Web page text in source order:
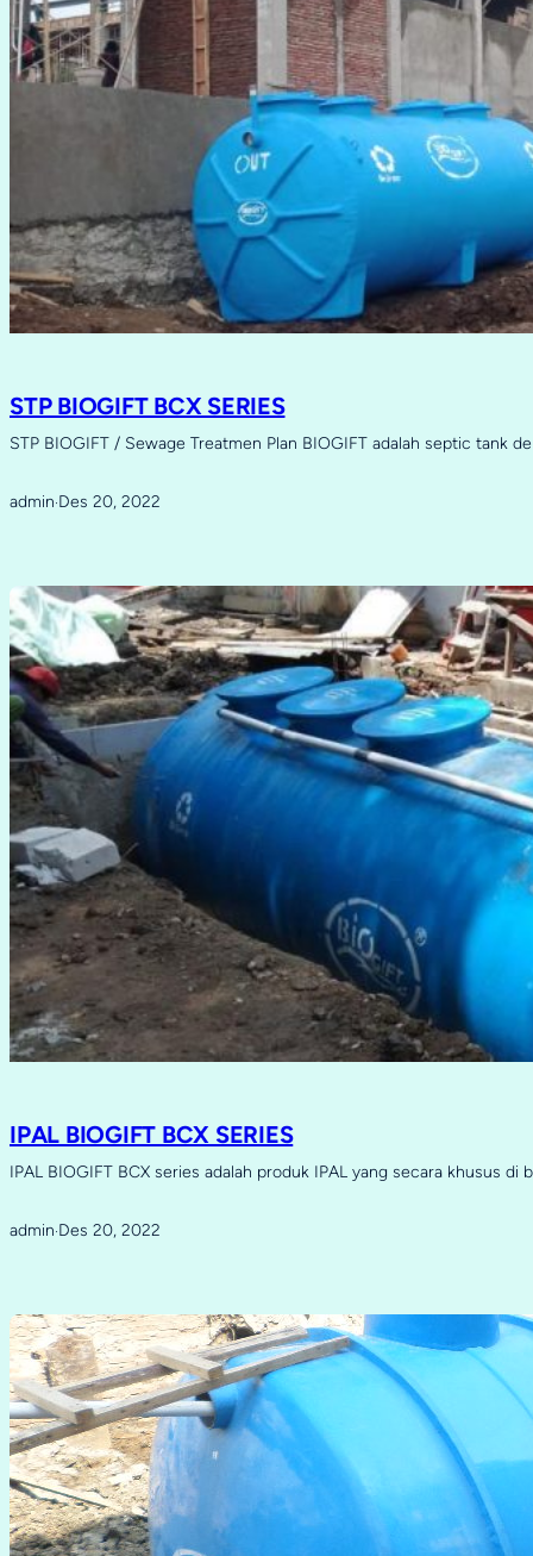
STP BIOGIFT BCX SERIES
STP BIOGIFT / Sewage Treatmen Plan BIOGIFT adalah septic tank
admin·Des 20, 2022
IPAL BIOGIFT BCX SERIES
IPAL BIOGIFT BCX series adalah produk IPAL yang secara khusus di
admin·Des 20, 2022